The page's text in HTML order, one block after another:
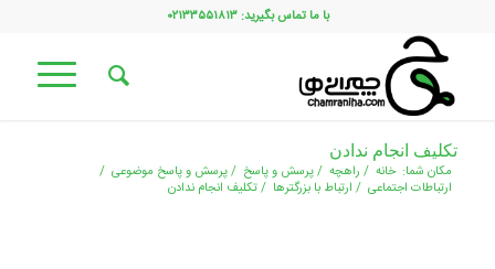
با ما تماس بگیرید: ۰۲۱۳۳۵۵۱۸۱۳
تکلیف انجام ندادن
مکان شما: خانه / راهچه /پرسش و پاسخ /پرسش و پاسخ موضوعی /
ارتباطات اجتماعی / ارتباط با بزرگترها /تکلیف انجام ندادن